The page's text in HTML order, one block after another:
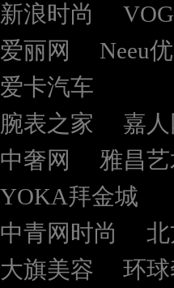
新浪时尚
爱丽网
Neeu
爱卡汽车
腕表之家
嘉人
中奢网
雅昌艺
YOKA拜金城
中青网时尚
大旗美容
环